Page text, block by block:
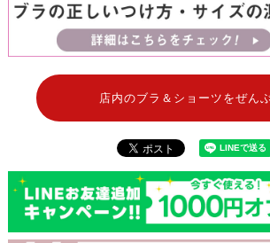
店内のブラ＆ショーツをぜん